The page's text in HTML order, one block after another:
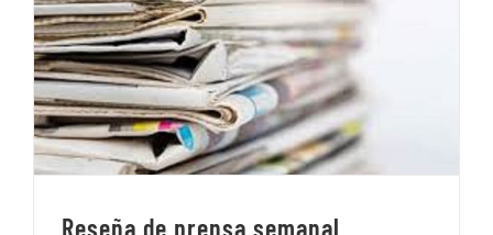
Reseña de prensa semanal